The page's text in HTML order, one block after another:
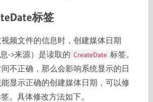
标签
频文件的信息时，创建媒体日期
->来源）是读取的 CreateDate 标签。
不正确，那么会影响系统显示的日
显示正确的创建媒体日期，可以修
。具体修改方法如下。